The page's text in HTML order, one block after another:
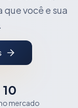
você e sua
10
mercado